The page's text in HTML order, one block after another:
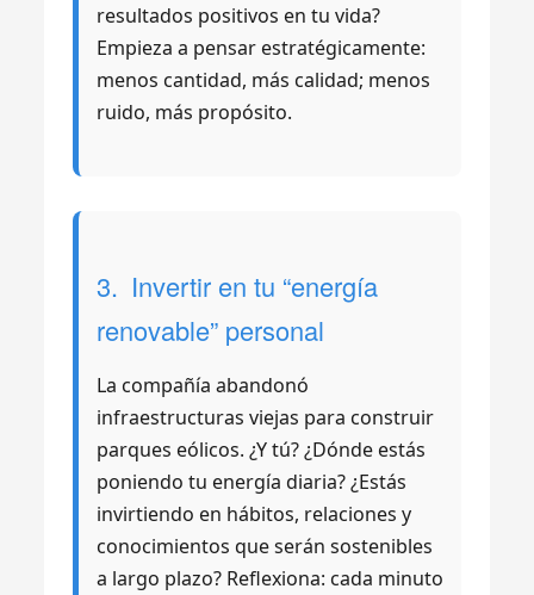
resultados positivos en tu vida?
Empieza a pensar estratégicamente:
menos cantidad, más calidad; menos
ruido, más propósito.
3. Invertir en tu “energía
renovable” personal
La compañía abandonó
infraestructuras viejas para construir
parques eólicos. ¿Y tú? ¿Dónde estás
poniendo tu energía diaria? ¿Estás
invirtiendo en hábitos, relaciones y
conocimientos que serán sostenibles
a largo plazo? Reflexiona: cada minuto